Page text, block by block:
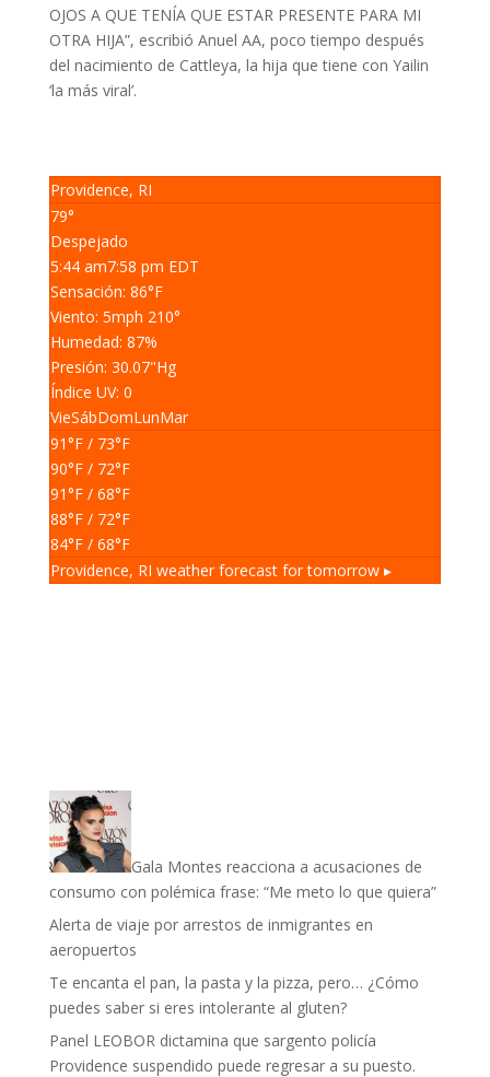
OJOS A QUE TENÍA QUE ESTAR PRESENTE PARA MI
OTRA HIJA”, escribió Anuel AA, poco tiempo después
del nacimiento de Cattleya, la hija que tiene con Yailin
‘la más viral’.
Providence, RI
79°
Despejado
5:44 am7:58 pm EDT
Sensación: 86°F
Viento: 5mph 210°
Humedad: 87%
Presión: 30.07"Hg
Índice UV: 0
VieSábDomLunMar
91°F/ 73°F
90°F/ 72°F
91°F/ 68°F
88°F/ 72°F
84°F/ 68°F
Providence, RI weather forecast for tomorrow ▸
Gala Montes reacciona a acusaciones de
consumo con polémica frase: “Me meto lo que quiera”
Alerta de viaje por arrestos de inmigrantes en
aeropuertos
Te encanta el pan, la pasta y la pizza, pero… ¿Cómo
puedes saber si eres intolerante al gluten?
Panel LEOBOR dictamina que sargento policía
Providence suspendido puede regresar a su puesto.